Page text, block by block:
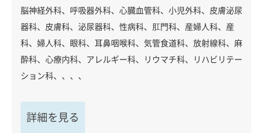
脳神経外科、呼吸器外科、心臓血管科、小児外科、皮膚泌尿
器科、皮膚科、泌尿器科、性病科、肛門科、産婦人科、産
科、婦人科、眼科、耳鼻咽喉科、気管食道科、放射線科、麻
酔科、心療内科、アレルギー科、リウマチ科、リハビリテー
ション科、、、、
詳細を見る